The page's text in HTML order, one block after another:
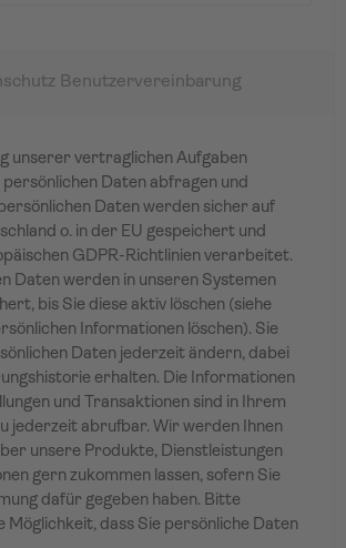
Benutzervereinbarung
unserer vertraglichen Aufgaben
Daten abfragen und
Daten werden sicher auf
o. in der EU gespeichert und
GDPR-Richtlinien verarbeitet.
Daten werden in unseren Systemen
bis Sie diese aktiv löschen (siehe
Informationen löschen). Sie
Daten jederzeit ändern, dabei
erhalten. Die Informationen
und Transaktionen sind in Ihrem
jederzeit abrufbar. Wir werden Ihnen
unsere Produkte, Dienstleistungen
gern zukommen lassen, sofern Sie
dafür gegeben haben. Bitte
Möglichkeit, dass Sie persönliche Daten